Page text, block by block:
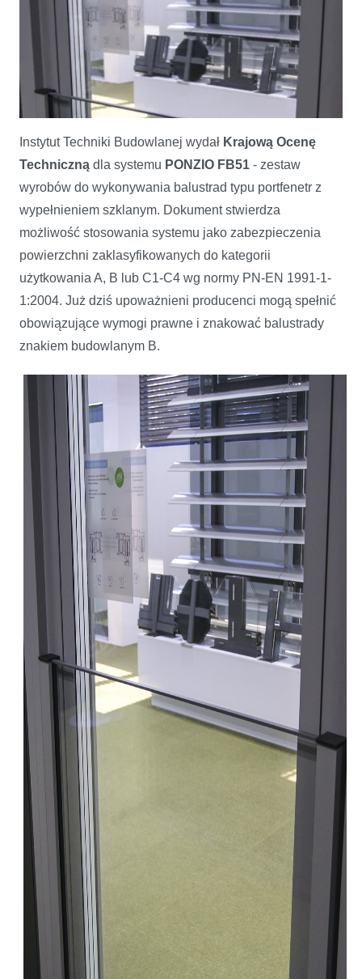
Balustrady Ponzio - bezpieczeństwo i mnogość rozwiązań
Instytut Techniki Budowlanej wydał Krajową Ocenę
Techniczną dla systemu PONZIO FB51 - zestaw
wyrobów do wykonywania balustrad typu portfenetr z
wypełnieniem szklanym. Dokument stwierdza
możliwość stosowania systemu jako zabezpieczenia
powierzchni zaklasyfikowanych do kategorii
użytkowania A, B lub C1-C4 wg normy PN-EN 1991-1-
1:2004. Już dziś upoważnieni producenci mogą spełnić
obowiązujące wymogi prawne i znakować balustrady
znakiem budowlanym B.